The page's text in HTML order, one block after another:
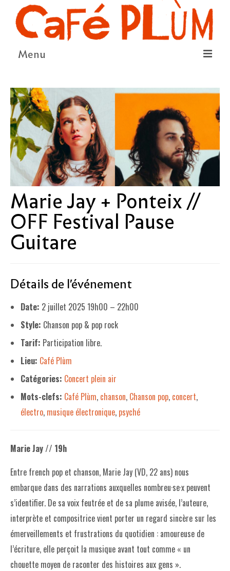
Menu
LA COOPÉRATIVE & L’ASSO
LE CONSEIL COOPÉRATIF
NOUS SOUTENIR
LE PROGRAMME
DÉTAIL DES ÉVÉNEMENTS
LA SAISON CULTURELLE
AMI·ES ARTISTES
LE PROJET DE TERRITOIRE
LA CARTE
LA LIBRAIRIE
UNE LIBRAIRIE INDÉPENDANTE
COMMANDER UN LIVRE
LES EXPOSITIONS
Marie Jay + Ponteix //
OFF Festival Pause
Guitare
Détails de l'événement
Date: 2 juillet 2025 19h00 – 22h00
Style: Chanson pop & pop rock
Tarif: Participation libre.
Lieu: Café Plùm
Catégories: Concert plein air
Mots-clefs: Café Plùm, chanson, Chanson pop, concert,
électro, musique électronique, psyché
Marie Jay // 19h
Entre french pop et chanson, Marie Jay (VD, 22 ans) nous
embarque dans des narrations auxquelles nombreu·se·x peuvent
s’identifier. De sa voix feutrée et de sa plume avisée, l’auteure,
interprète et compositrice vient porter un regard sincère sur les
émerveillements et frustrations du quotidien : amoureuse de
l’écriture, elle perçoit la musique avant tout comme « un
chouette moyen de raconter des histoires aux gens ».